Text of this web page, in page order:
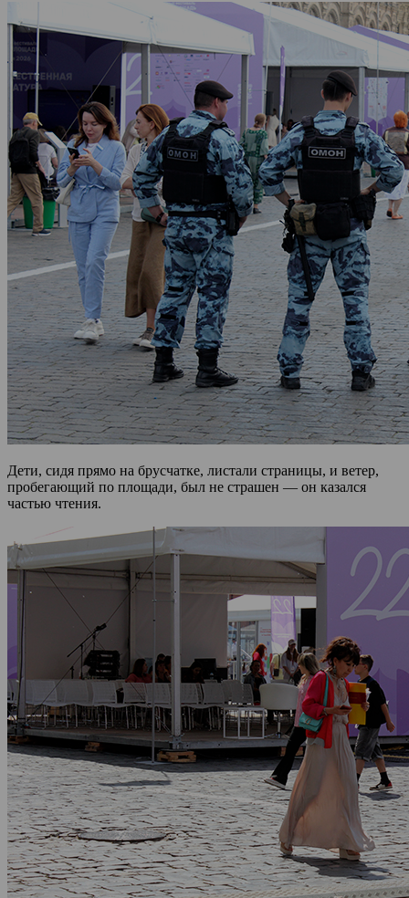
Дети, сидя прямо на брусчатке, листали страницы, и ветер,
пробегающий по площади, был не страшен — он казался
частью чтения.